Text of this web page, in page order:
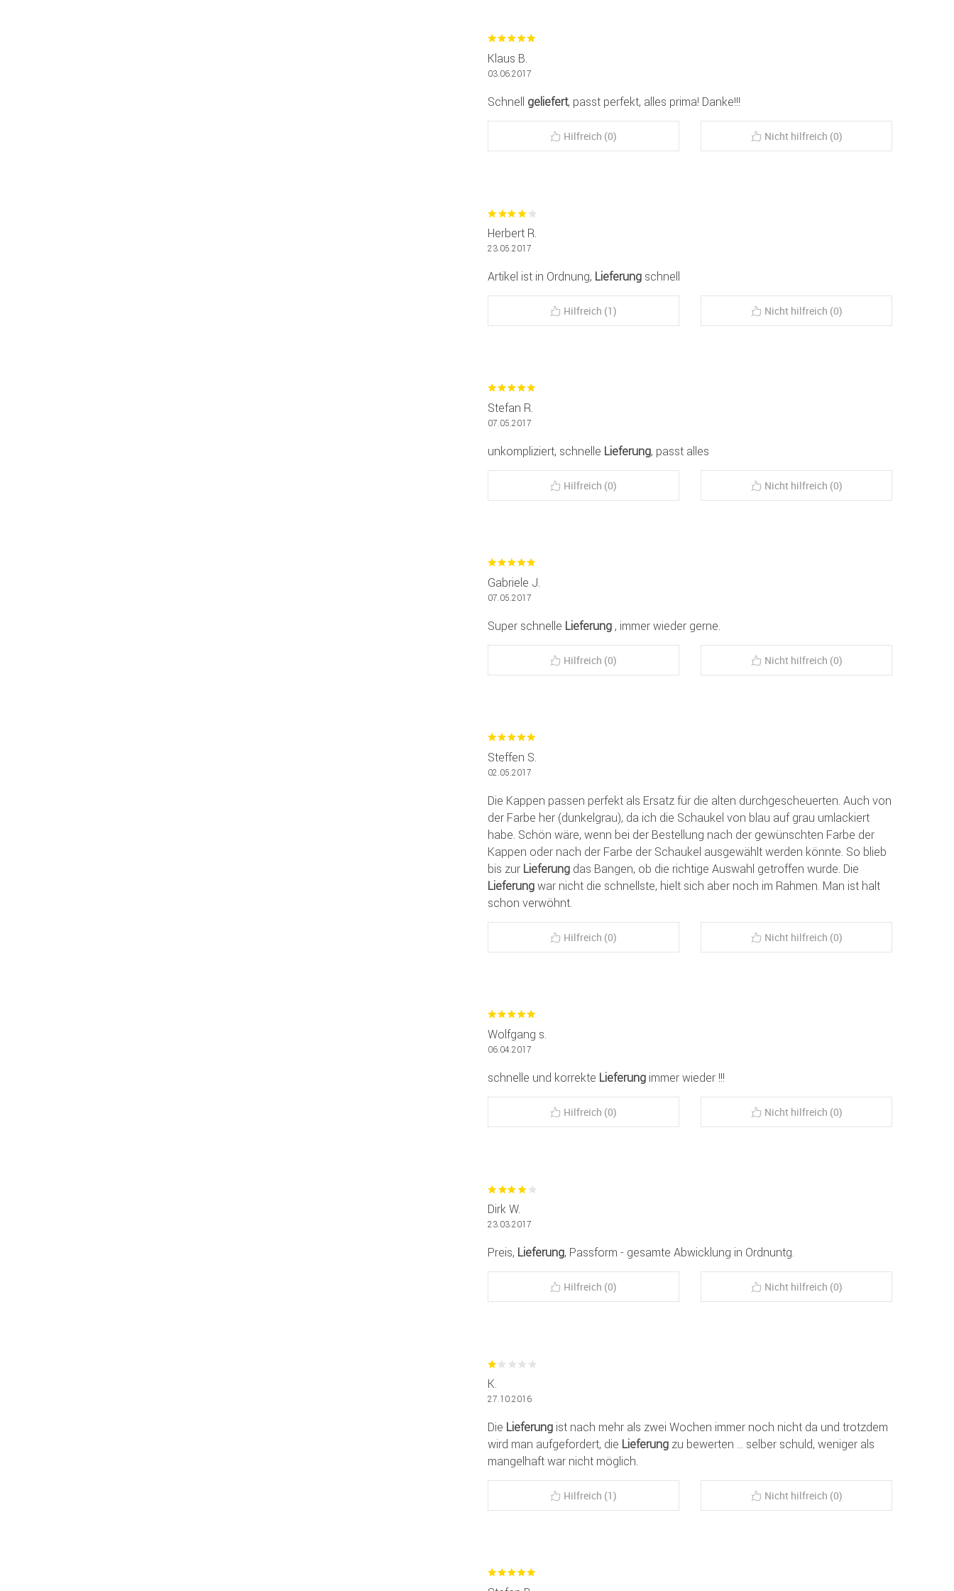
Klaus B.
03.06.2017
Schnell geliefert, passt perfekt, alles prima! Danke!!!
Hilfreich (0) Nicht hilfreich (0)
Herbert R.
23.05.2017
Artikel ist in Ordnung, Lieferung schnell
Hilfreich (1) Nicht hilfreich (0)
Stefan R.
07.05.2017
unkompliziert, schnelle Lieferung, passt alles
Hilfreich (0) Nicht hilfreich (0)
Gabriele J.
07.05.2017
Super schnelle Lieferung , immer wieder gerne.
Hilfreich (0) Nicht hilfreich (0)
Steffen S.
02.05.2017
Die Kappen passen perfekt als Ersatz für die alten durchgescheuerten. Auch von
der Farbe her (dunkelgrau), da ich die Schaukel von blau auf grau umlackiert
habe. Schön wäre, wenn bei der Bestellung nach der gewünschten Farbe der
Kappen oder nach der Farbe der Schaukel ausgewählt werden könnte. So blieb
bis zur Lieferung das Bangen, ob die richtige Auswahl getroffen wurde. Die
Lieferung war nicht die schnellste, hielt sich aber noch im Rahmen. Man ist halt
schon verwöhnt.
Hilfreich (0) Nicht hilfreich (0)
Wolfgang s.
06.04.2017
schnelle und korrekte Lieferung immer wieder !!!
Hilfreich (0) Nicht hilfreich (0)
Dirk W.
23.03.2017
Preis, Lieferung, Passform - gesamte Abwicklung in Ordnuntg.
Hilfreich (0) Nicht hilfreich (0)
K.
27.10.2016
Die Lieferung ist nach mehr als zwei Wochen immer noch nicht da und trotzdem
wird man aufgefordert, die Lieferung zu bewerten ... selber schuld, weniger als
mangelhaft war nicht möglich.
Hilfreich (1) Nicht hilfreich (0)